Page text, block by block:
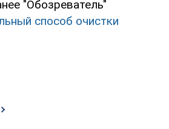
"Обозреватель"
способ очистки